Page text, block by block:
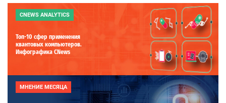
CNEWS ANALYTICS
Топ-10 сфер применения
квантовых компьютеров.
Инфографика CNews
МНЕНИЕ МЕСЯЦА